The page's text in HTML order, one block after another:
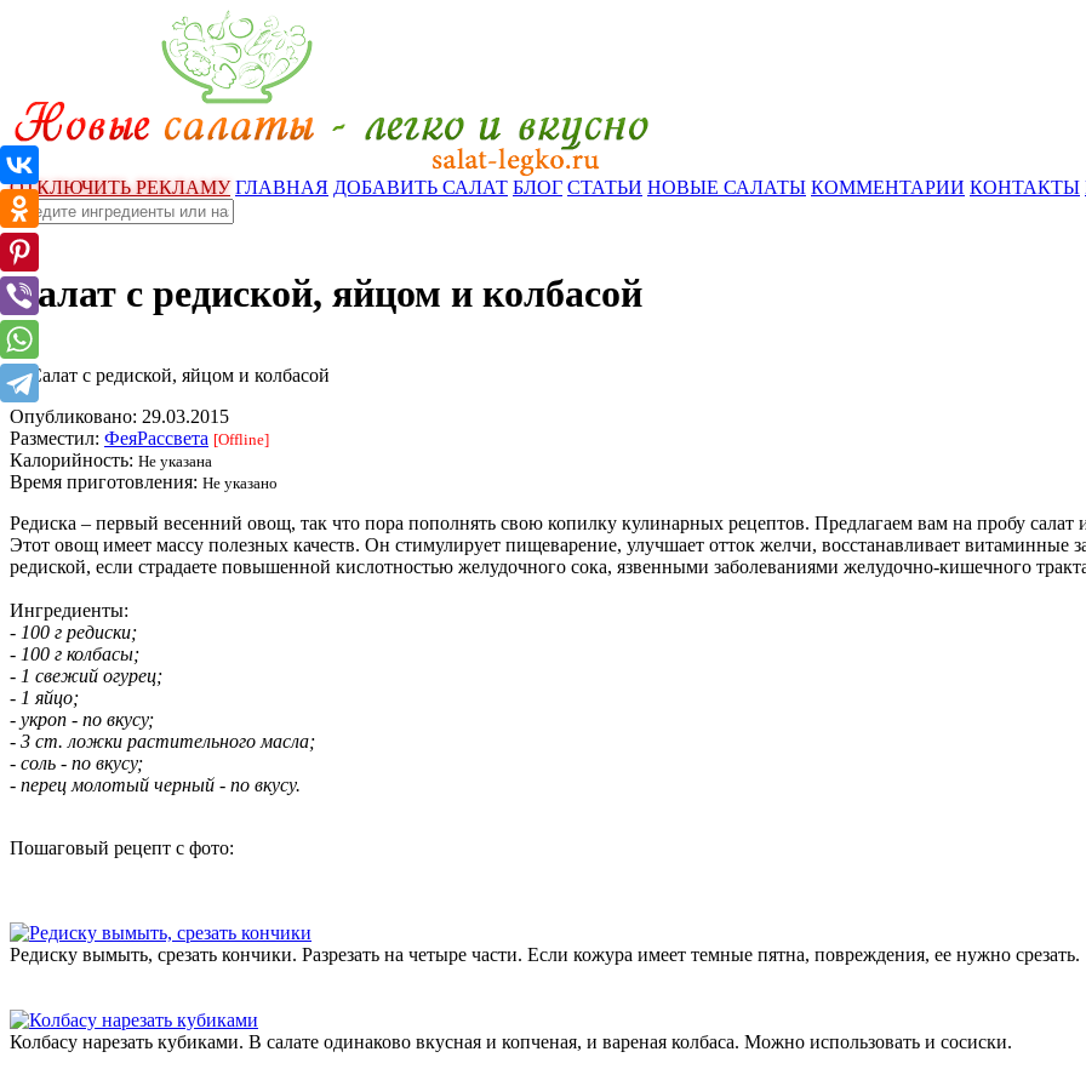
ОТКЛЮЧИТЬ РЕКЛАМУ ГЛАВНАЯ ДОБАВИТЬ САЛАТ БЛОГ СТАТЬИ НОВЫЕ САЛАТЫ КОММЕНТАРИИ КОНТАКТЫ
Салат с редиской, яйцом и колбасой
Опубликовано: 29.03.2015
Разместил: ФеяРассвета [Offline]
Калорийность: Не указана
Время приготовления: Не указано
Редиска – первый весенний овощ, так что пора пополнять свою копилку кулинарных рецептов. Предлагаем вам на пробу салат
Этот овощ имеет массу полезных качеств. Он стимулирует пищеварение, улучшает отток желчи, восстанавливает витаминные
редиской, если страдаете повышенной кислотностью желудочного сока, язвенными заболеваниями желудочно-кишечного
Ингредиенты:
- 100 г редиски;
- 100 г колбасы;
- 1 свежий огурец;
- 1 яйцо;
- укроп - по вкусу;
- 3 ст. ложки растительного масла;
- соль - по вкусу;
- перец молотый черный - по вкусу.
Пошаговый рецепт с фото:
Редиску вымыть, срезать кончики. Разрезать на четыре части. Если кожура имеет темные пятна, повреждения, ее нужно срезать.
Колбасу нарезать кубиками. В салате одинаково вкусная и копченая, и вареная колбаса. Можно использовать и сосиски.